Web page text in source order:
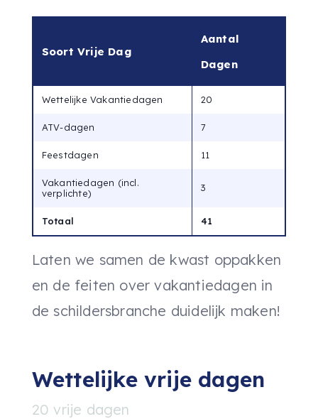
Soort Vrije Dag
Aantal
Dagen
Wettelijke Vakantiedagen 20
ATV-dagen 7
Feestdagen 11
Vakantiedagen (incl.
verplichte)
3
Totaal 41
Laten we samen de kwast oppakken
en de feiten over vakantiedagen in
de schildersbranche duidelijk maken!
Wettelijke vrije dagen
20 vrije dagen